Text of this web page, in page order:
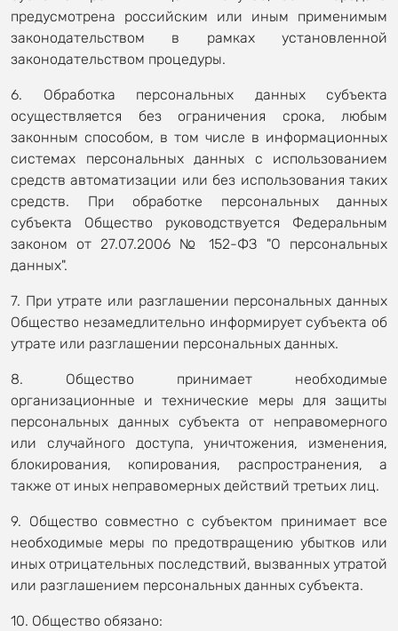
предусмотрена российским или иным применимым
законодательством в рамках установленной
законодательством процедуры.
6. Обработка персональных данных субъекта
осуществляется без ограничения срока, любым
законным способом, в том числе в информационных
системах персональных данных с использованием
средств автоматизации или без использования таких
средств. При обработке персональных данных
субъекта Общество руководствуется Федеральным
законом от 27.07.2006 № 152-ФЗ "О персональных
данных".
7. При утрате или разглашении персональных данных
Общество незамедлительно информирует субъекта об
утрате или разглашении персональных данных.
8. Общество принимает необходимые
организационные и технические меры для защиты
персональных данных субъекта от неправомерного
или случайного доступа, уничтожения, изменения,
блокирования, копирования, распространения, а
также от иных неправомерных действий третьих лиц.
9. Общество совместно с субъектом принимает все
необходимые меры по предотвращению убытков или
иных отрицательных последствий, вызванных утратой
или разглашением персональных данных субъекта.
10. Общество обязано: